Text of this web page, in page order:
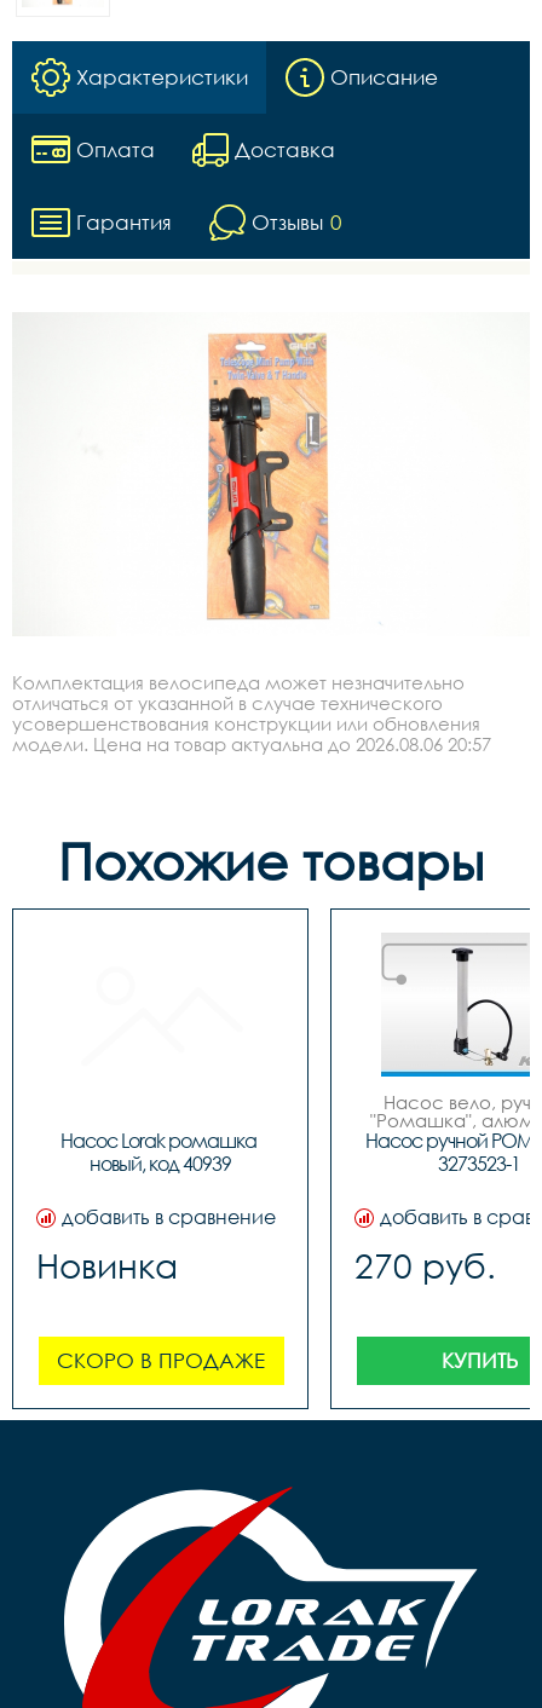
Характеристики Описание
Оплата Доставка
Гарантия Отзывы 0
Комплектация велосипеда может незначительно
отличаться от указанной в случае технического
усовершенствования конструкции или обновления
модели. Цена на товар актуальна до 2026.08.06 20:57
Похожие товары
Насос Lorak ромашка
новый, код 40939
добавить в сравнение
Новинка
СКОРО В ПРОДАЖЕ
Насос вело,
"Ромашка",
обратным
штоком, шланг
Насос ручной
3273523-1
добавить в
270 руб.
КУПИТЬ